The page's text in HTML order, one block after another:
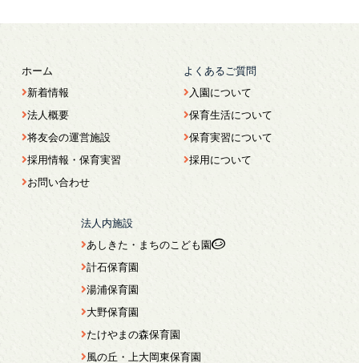
ホーム
新着情報
法人概要
将友会の運営施設
採用情報・保育実習
お問い合わせ
よくあるご質問
入園について
保育生活について
保育実習について
採用について
法人内施設
あしきた・まちのこども園
計石保育園
湯浦保育園
大野保育園
たけやまの森保育園
風の丘・上大岡東保育園